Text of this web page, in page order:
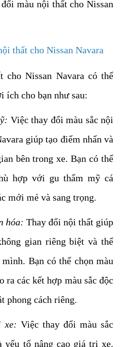
màu nội thất cho Nissan
thất cho Nissan Navara
Nissan Navara có thể
ích cho bạn như sau:
Việc thay đổi màu sắc nội
giúp tạo điểm nhấn và
bên trong xe. Bạn có thể
hợp với gu thẩm mỹ cá
mới mẻ và sang trọng.
hóa: Thay đổi nội thất giúp
gian riêng biệt và thể
Bạn có thể chọn màu
ra các kết hợp màu sắc độc
phong cách riêng.
xe: Việc thay đổi màu sắc
yếu tố nâng cao giá trị xe.